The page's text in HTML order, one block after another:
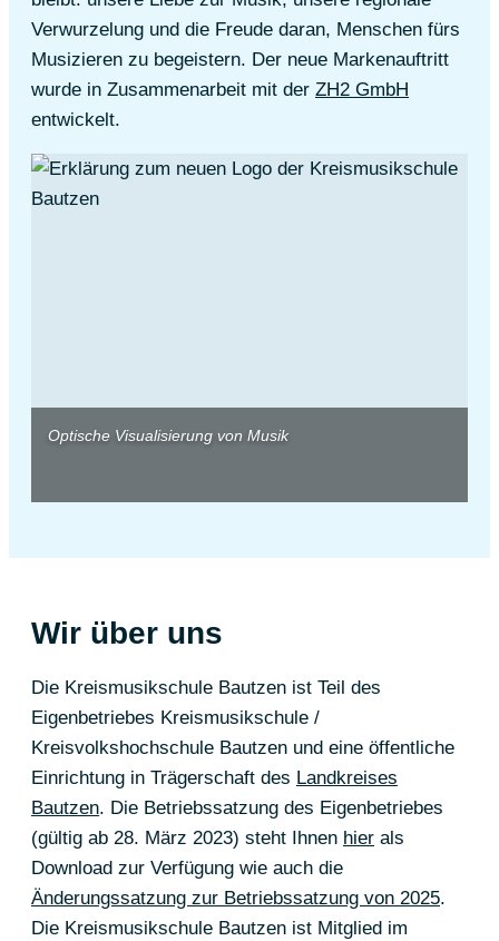
Verwurzelung und die Freude daran, Menschen fürs
Musizieren zu begeistern. Der neue Markenauftritt
wurde in Zusammenarbeit mit der ZH2 GmbH
entwickelt.
Optische Visualisierung von Musik
Wir über uns
Die Kreismusikschule Bautzen ist Teil des
Eigenbetriebes Kreismusikschule /
Kreisvolkshochschule Bautzen und eine öffentliche
Einrichtung in Trägerschaft des Landkreises
Bautzen. Die Betriebssatzung des Eigenbetriebes
(gültig ab 28. März 2023) steht Ihnen hier als
Download zur Verfügung wie auch die
Änderungssatzung zur Betriebssatzung von 2025.
Die Kreismusikschule Bautzen ist Mitglied im